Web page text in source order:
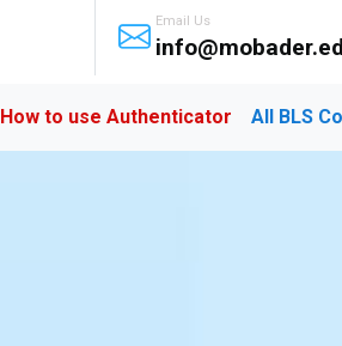
Email Us
How to use Authenticator All BLS